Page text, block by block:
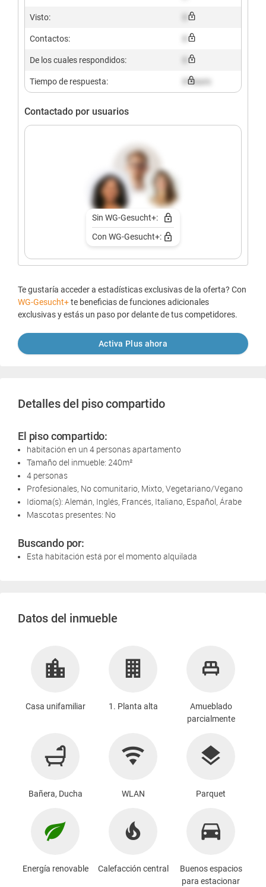
Visto:
Contactos:
De los cuales respondidos:
Tiempo de respuesta: X hours
Contactado por usuarios
Sin WG-Gesucht+:
Con WG-Gesucht+:
Te gustaría acceder a estadísticas exclusivas de la oferta? Con
WG-Gesucht+te beneficias de funciones adicionales
exclusivas y estás un paso por delante de tus competidores.
Activa Plus ahora
Detalles del piso compartido
El piso compartido:
habitación en un 4 personas apartamento
Tamaño del inmueble: 240m²
4 personas
Profesionales, No comunitario, Mixto, Vegetariano/Vegano
Idioma(s): Alemán, Inglés, Francés, Italiano, Español, Árabe
Mascotas presentes: No
Buscando por:
Esta habitación está por el momento alquilada
Datos del inmueble
Casa unifamiliar 1. Planta alta
Amueblado
parcialmente
Bañera, Ducha WLAN Parquet
Energía renovable Calefacción central
Buenos espacios
para estacionar